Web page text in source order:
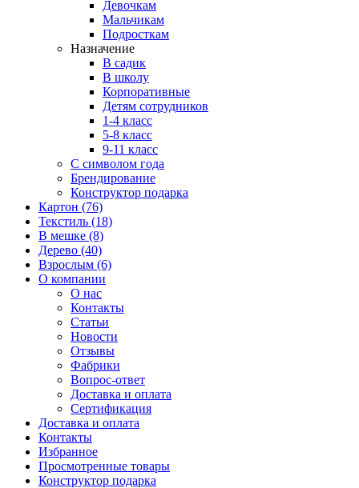
Девочкам
Мальчикам
Подросткам
Назначение
В садик
В школу
Корпоративные
Детям сотрудников
1-4 класс
5-8 класс
9-11 класс
С символом года
Брендирование
Конструктор подарка
Картон (76)
Текстиль (18)
В мешке (8)
Дерево (40)
Взрослым (6)
О компании
О нас
Контакты
Статьи
Новости
Отзывы
Фабрики
Вопрос-ответ
Доставка и оплата
Сертификация
Доставка и оплата
Контакты
Избранное
Просмотренные товары
Конструктор подарка